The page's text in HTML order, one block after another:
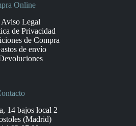
Online
Aviso Legal
de Privacidad
de Compra
de envío
14 bajos local 2
(Madrid)